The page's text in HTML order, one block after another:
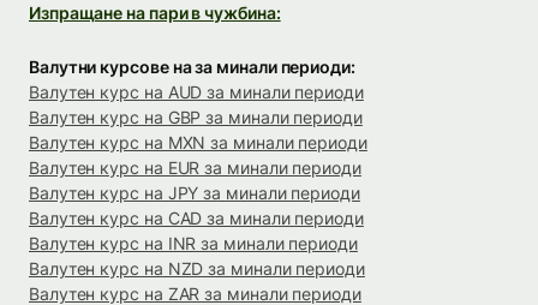
Изпращане на пари в чужбина:
Валутни курсове на за минали периоди:
Валутен курс на AUD за минали периоди
Валутен курс на GBP за минали периоди
Валутен курс на MXN за минали периоди
Валутен курс на EUR за минали периоди
Валутен курс на JPY за минали периоди
Валутен курс на CAD за минали периоди
Валутен курс на INR за минали периоди
Валутен курс на NZD за минали периоди
Валутен курс на ZAR за минали периоди